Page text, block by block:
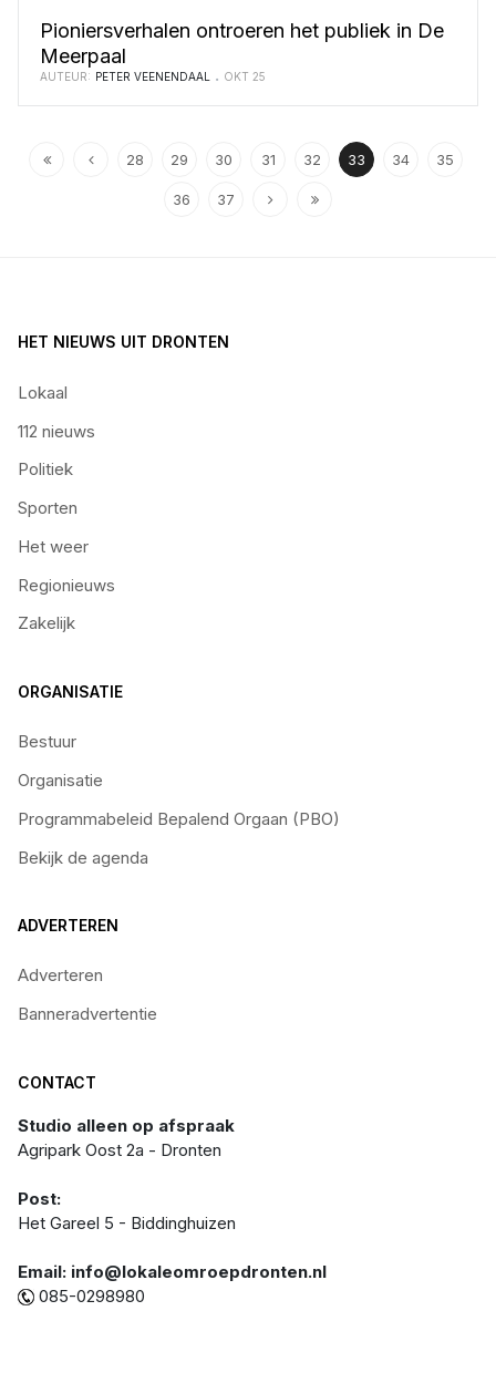
Pioniersverhalen ontroeren het publiek in De
Meerpaal
AUTEUR: PETER VEENENDAAL OKT 25
28 29 30 31 32 33 34 35
36 37
HET NIEUWS UIT DRONTEN
Lokaal
112 nieuws
Politiek
Sporten
Het weer
Regionieuws
Zakelijk
ORGANISATIE
Bestuur
Organisatie
Programmabeleid Bepalend Orgaan (PBO)
Bekijk de agenda
ADVERTEREN
Adverteren
Banneradvertentie
CONTACT
Studio alleen op afspraak
Agripark Oost 2a - Dronten
Post:
Het Gareel 5 - Biddinghuizen
Email: info@lokaleomroepdronten.nl
085-0298980